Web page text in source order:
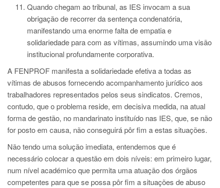
Quando chegam ao tribunal, as IES invocam a sua
obrigação de recorrer da sentença condenatória,
manifestando uma enorme falta de empatia e
solidariedade para com as vítimas, assumindo uma visão
institucional profundamente corporativa.
A FENPROF manifesta a solidariedade efetiva a todas as
vítimas de abusos fornecendo acompanhamento jurídico aos
trabalhadores representados pelos seus sindicatos. Cremos,
contudo, que o problema reside, em decisiva medida, na atual
forma de gestão, no mandarinato instituído nas IES, que, se não
for posto em causa, não conseguirá pôr fim a estas situações.
Não tendo uma solução imediata, entendemos que é
necessário colocar a questão em dois níveis: em primeiro lugar,
num nível académico que permita uma atuação dos órgãos
competentes para que se possa pôr fim a situações de abuso